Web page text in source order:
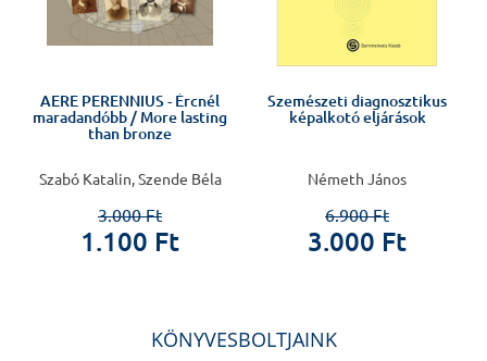
AERE PERENNIUS - Ércnél
maradandóbb / More lasting
than bronze
Szabó Katalin, Szende Béla
3.000 Ft
1.100 Ft
Szemészeti diagnosztikus
képalkotó eljárások
Németh János
6.900 Ft
3.000 Ft
KÖNYVESBOLTJAINK